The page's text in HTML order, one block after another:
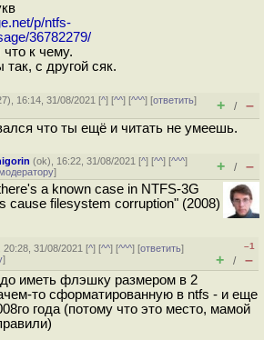
p/ntfs-
36782279/
к чему.
с другой сяк.
), 16:14, 31/08/2021 [^] [^^] [^^^] [ответить]
+ / –
что ты ещё и читать не умеешь.
(ok), 16:22, 31/08/2021 [^] [^^] [^^^]
] + / –
a known case in NTFS-3G
cause filesystem corruption" (2008)
20:28, 31/08/2021 [^] [^^] [^^^] [ответить]
]
–1
+ / –
иметь флэшку размером в 2
то сформатированную в ntfs - и еще
года (потому что это место, мамой